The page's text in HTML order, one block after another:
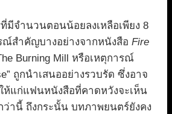
มีจำนวนตอนน้อยลงเหลือเพียง 8
ณ์สำคัญบางอย่างจากหนังสือ Fire
Burning Mill หรือเหตุการณ์
ถูกนำเสนออย่างรวบรัด ซึ่งอาจ
ห้แก่แฟนหนังสือที่คาดหวังจะเห็น
ว่านี้ ถึงกระนั้น บทภาพยนตร์ยังคง